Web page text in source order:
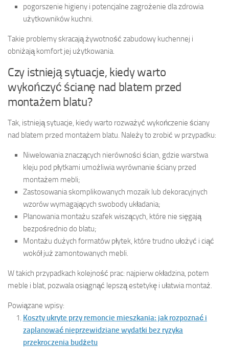
pogorszenie higieny i potencjalne zagrożenie dla zdrowia
użytkowników kuchni.
Takie problemy skracają żywotność zabudowy kuchennej i
obniżają komfort jej użytkowania.
Czy istnieją sytuacje, kiedy warto
wykończyć ścianę nad blatem przed
montażem blatu?
Tak, istnieją sytuacje, kiedy warto rozważyć wykończenie ściany
nad blatem przed montażem blatu. Należy to zrobić w przypadku:
Niwelowania znaczących nierówności ścian, gdzie warstwa
kleju pod płytkami umożliwia wyrównanie ściany przed
montażem mebli;
Zastosowania skomplikowanych mozaik lub dekoracyjnych
wzorów wymagających swobody układania;
Planowania montażu szafek wiszących, które nie sięgają
bezpośrednio do blatu;
Montażu dużych formatów płytek, które trudno ułożyć i ciąć
wokół już zamontowanych mebli.
W takich przypadkach kolejność prac: najpierw okładzina, potem
meble i blat, pozwala osiągnąć lepszą estetykę i ułatwia montaż.
Powiązane wpisy:
Koszty ukryte przy remoncie mieszkania: jak rozpoznać i
zaplanować nieprzewidziane wydatki bez ryzyka
przekroczenia budżetu